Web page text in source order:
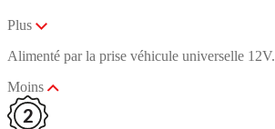
Plus
Alimenté par la prise véhicule universelle 12V.
Moins